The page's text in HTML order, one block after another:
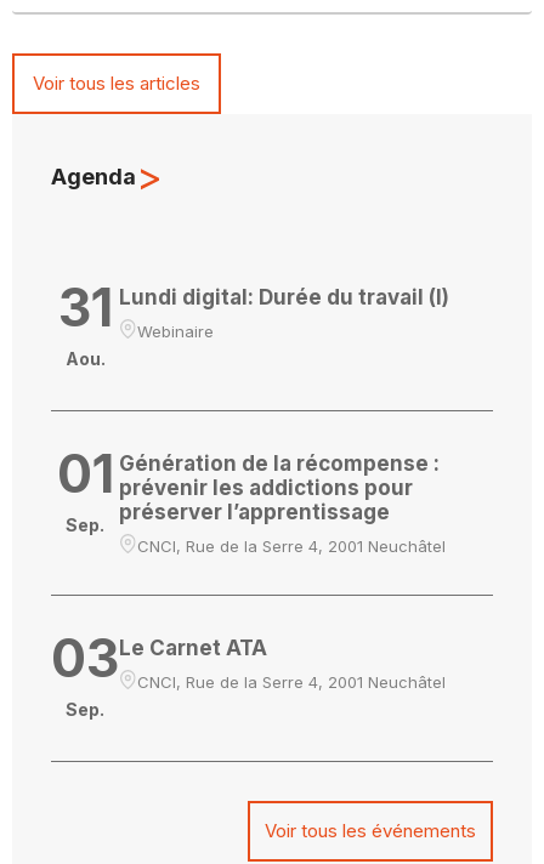
Voir tous les articles
Agenda >
31
Aou.
Lundi digital: Durée du travail (I)
Webinaire
01
Sep.
Génération de la récompense :
prévenir les addictions pour
préserver l’apprentissage
CNCI, Rue de la Serre 4, 2001 Neuchâtel
03
Sep.
Le Carnet ATA
CNCI, Rue de la Serre 4, 2001 Neuchâtel
Voir tous les événements